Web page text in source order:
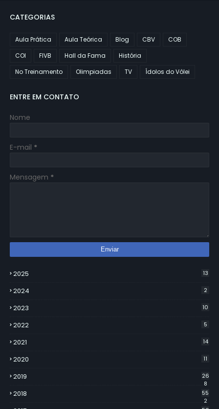
CATEGORIAS
Aula Prática Aula Teórica Blog CBV
COB
COI
FIVB Hall da Fama
História
No Treinamento
Olimpiadas TV Ídolos do Vôlei
ENTRE EM CONTATO
Nome
E-mail *
Mensagem *
2025 13
2024 2
2023 10
2022 5
2021 14
2020 11
2019
26
8
2018
55
2